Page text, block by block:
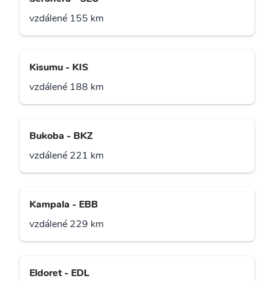
vzdálené 155 km
Kisumu - KIS
vzdálené 188 km
Bukoba - BKZ
vzdálené 221 km
Kampala - EBB
vzdálené 229 km
Eldoret - EDL